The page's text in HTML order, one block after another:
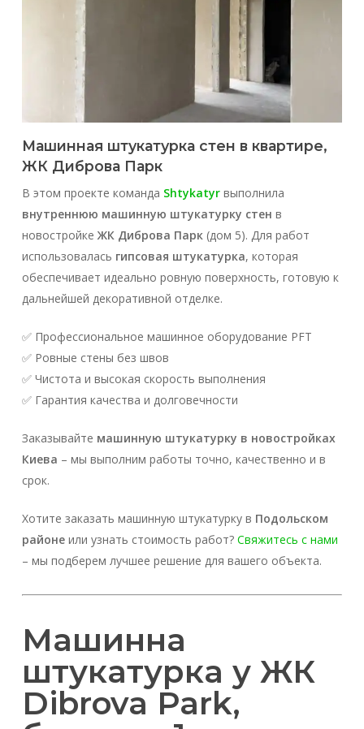
Машинная штукатурка стен в квартире,
ЖК Диброва Парк
В этом проекте команда Shtykatyrвыполнила
внутреннюю машинную штукатурку стен в
новостройке ЖК Диброва Парк (дом 5). Для работ
использовалась гипсовая штукатурка, которая
обеспечивает идеально ровную поверхность, готовую к
дальнейшей декоративной отделке.
✅ Профессиональное машинное оборудование PFT
✅ Ровные стены без швов
✅ Чистота и высокая скорость выполнения
✅ Гарантия качества и долговечности
Заказывайте машинную штукатурку в новостройках
Киева – мы выполним работы точно, качественно и в
срок.
Хотите заказать машинную штукатурку в Подольском
районеили узнать стоимость работ? Свяжитесь с нами
– мы подберем лучшее решение для вашего объекта.
Машинна
штукатурка у ЖК
Dibrova Park,